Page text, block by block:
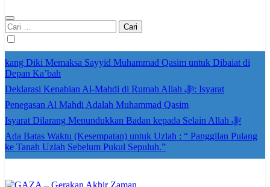
Cari
untuk:
kang Diki Memaksa Sayyid Muhammad Qasim untuk Dibaiat di
Depan Ka’bah
Deklarasi Kenabian Al-Mahdi di Rumah Allah ﷻ: Isyarat
Penegasan Al Mahdi Adalah Muhammad Qasim
Isyarat Dilarang Menundukkan Badan kepada Selain Allah ﷻ
Ada Batas Waktu (Kesempatan) untuk Uzlah : “ Panggilan Pulang
ke Tanah Uzlah Sebelum Pukul Sepuluh.”